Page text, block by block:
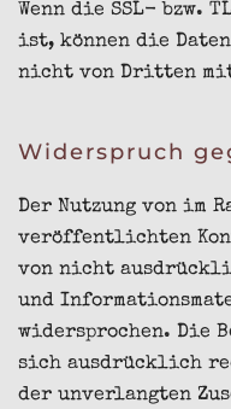
Wenn die SSL- bzw.
ist, können die
nicht von Dritten
Widerspruch
Der Nutzung von im
veröffentlichten
von nicht
und
widersprochen. Die
sich ausdrücklich
der unverlangten